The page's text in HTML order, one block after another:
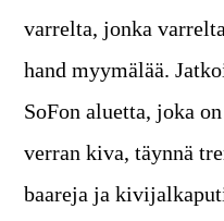
varrelta, jonka
hand myymälää.
SoFon aluetta, joka
verran kiva, täynnä
baareja ja